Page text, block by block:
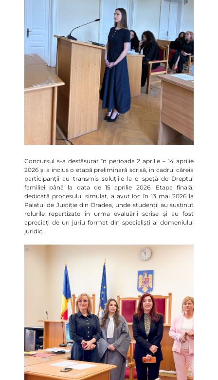
Concursul s-a desfășurat în perioada 2 aprilie – 14 aprilie
2026 și a inclus o etapă preliminară scrisă, în cadrul căreia
participanții au transmis soluțiile la o speță de Dreptul
familiei până la data de 15 aprilie 2026. Etapa finală,
dedicată procesului simulat, a avut loc în 13 mai 2026 la
Palatul de Justiție din Oradea, unde studenții au susținut
rolurile repartizate în urma evaluării scrise și au fost
apreciați de un juriu format din specialiști ai domeniului
juridic.